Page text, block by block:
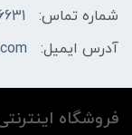
شماره تماس:
آدرس ایمیل:
فروشگاه